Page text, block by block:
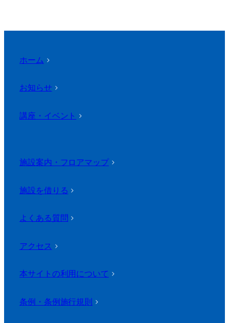
ホーム >
お知らせ >
講座・イベント >
施設案内・フロアマップ>
施設を借りる >
よくある質問 >
アクセス >
本サイトの利用について >
条例・条例施行規則 >